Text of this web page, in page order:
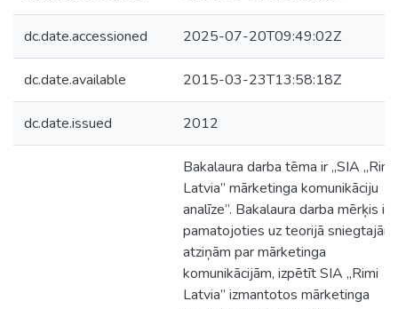
dc.date.accessioned 2025-07-20T09:49:02Z
dc.date.available 2015-03-23T13:58:18Z
dc.date.issued 2012
Bakalaura darba tēma ir „SIA „Rimi
Latvia” mārketinga komunikāciju
analīze”. Bakalaura darba mērķis ir,
pamatojoties uz teorijā sniegtajām
atziņām par mārketinga
komunikācijām, izpētīt SIA „Rimi
Latvia” izmantotos mārketinga